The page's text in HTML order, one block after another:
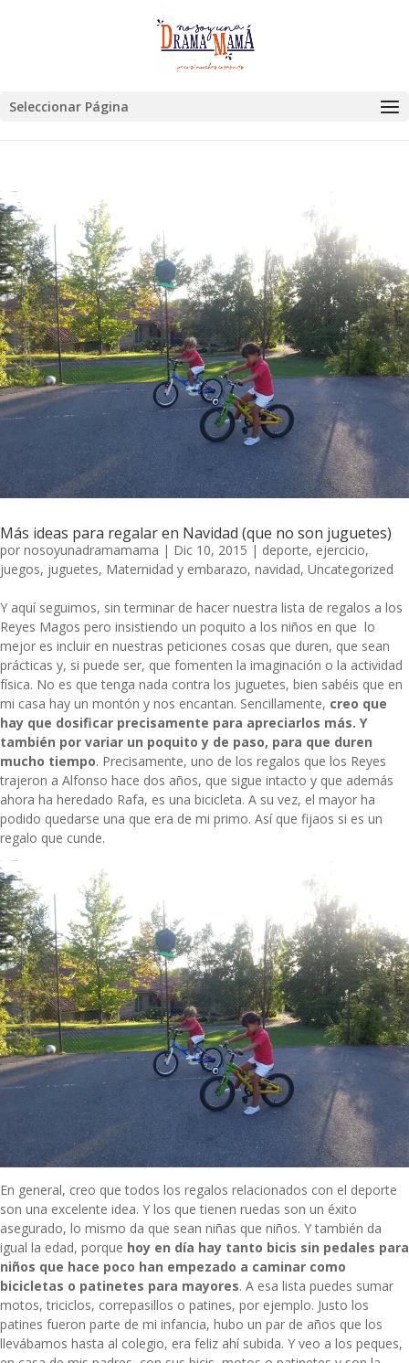
Seleccionar Página
Más ideas para regalar en Navidad (que no son juguetes)
por nosoyunadramamama | Dic 10, 2015 | deporte, ejercicio,
juegos, juguetes, Maternidad y embarazo, navidad, Uncategorized
Y aquí seguimos, sin terminar de hacer nuestra lista de regalos a los
Reyes Magos pero insistiendo un poquito a los niños en que lo
mejor es incluir en nuestras peticiones cosas que duren, que sean
prácticas y, si puede ser, que fomenten la imaginación o la actividad
física. No es que tenga nada contra los juguetes, bien sabéis que en
mi casa hay un montón y nos encantan. Sencillamente, creo que
hay que dosificar precisamente para apreciarlos más. Y
también por variar un poquito y de paso, para que duren
mucho tiempo. Precisamente, uno de los regalos que los Reyes
trajeron a Alfonso hace dos años, que sigue intacto y que además
ahora ha heredado Rafa, es una bicicleta. A su vez, el mayor ha
podido quedarse una que era de mi primo. Así que fijaos si es un
regalo que cunde.
En general, creo que todos los regalos relacionados con el deporte
son una excelente idea. Y los que tienen ruedas son un éxito
asegurado, lo mismo da que sean niñas que niños. Y también da
igual la edad, porque hoy en día hay tanto bicis sin pedales para
niños que hace poco han empezado a caminar como
bicicletas o patinetes para mayores. A esa lista puedes sumar
motos, triciclos, correpasillos o patines, por ejemplo. Justo los
patines fueron parte de mi infancia, hubo un par de años que los
llevábamos hasta al colegio, era feliz ahí subida. Y veo a los peques,